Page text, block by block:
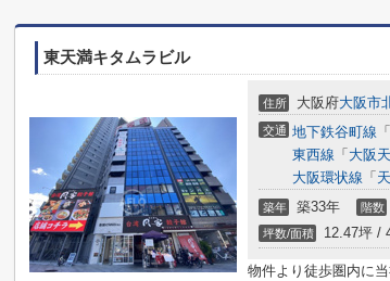
東天満キタムラビル
住所 大阪府大阪市
交通 地下鉄谷町線 「
東西線 「 大阪
大阪環状線 「
築年 築33年 階数
坪数/面積 12.47坪 /
物件より徒歩圏内に